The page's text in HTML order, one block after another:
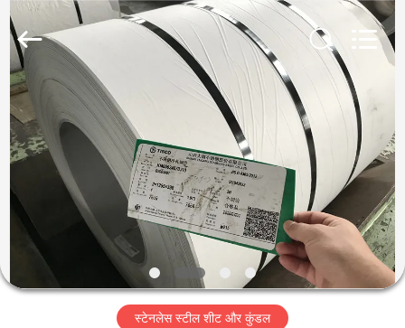
घर
उत्पादों
वीडियो
हमारे
बारे
Guanglu
Special
Steel
Co.,
Ltd.
Rights
Reserved.
स्टेनलेस स्टील शीट और कुंडल